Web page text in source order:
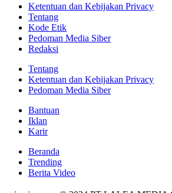
Ketentuan dan Kebijakan Privacy
Tentang
Kode Etik
Pedoman Media Siber
Redaksi
Tentang
Ketentuan dan Kebijakan Privacy
Pedoman Media Siber
Bantuan
Iklan
Karir
Beranda
Trending
Berita Video